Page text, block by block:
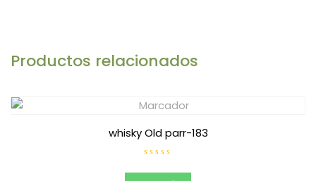
Productos relacionados
whisky Old parr-183
a